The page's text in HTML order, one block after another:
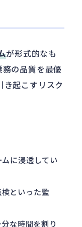
が形式的なも
の品質を最優
起こすリスク
に浸透してい
といった監
な時間を割り